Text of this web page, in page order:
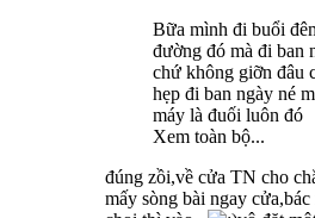
Bữa mình đi buổi
đường đó mà đi ban
chứ không giỡn đâu
hẹp đi ban ngày né
máy là đuối luôn đó
Xem toàn bộ...
đúng zồi,về cửa TN cho
mấy sòng bài ngay